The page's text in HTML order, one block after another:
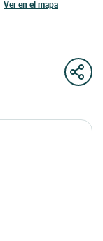
Ver en el mapa